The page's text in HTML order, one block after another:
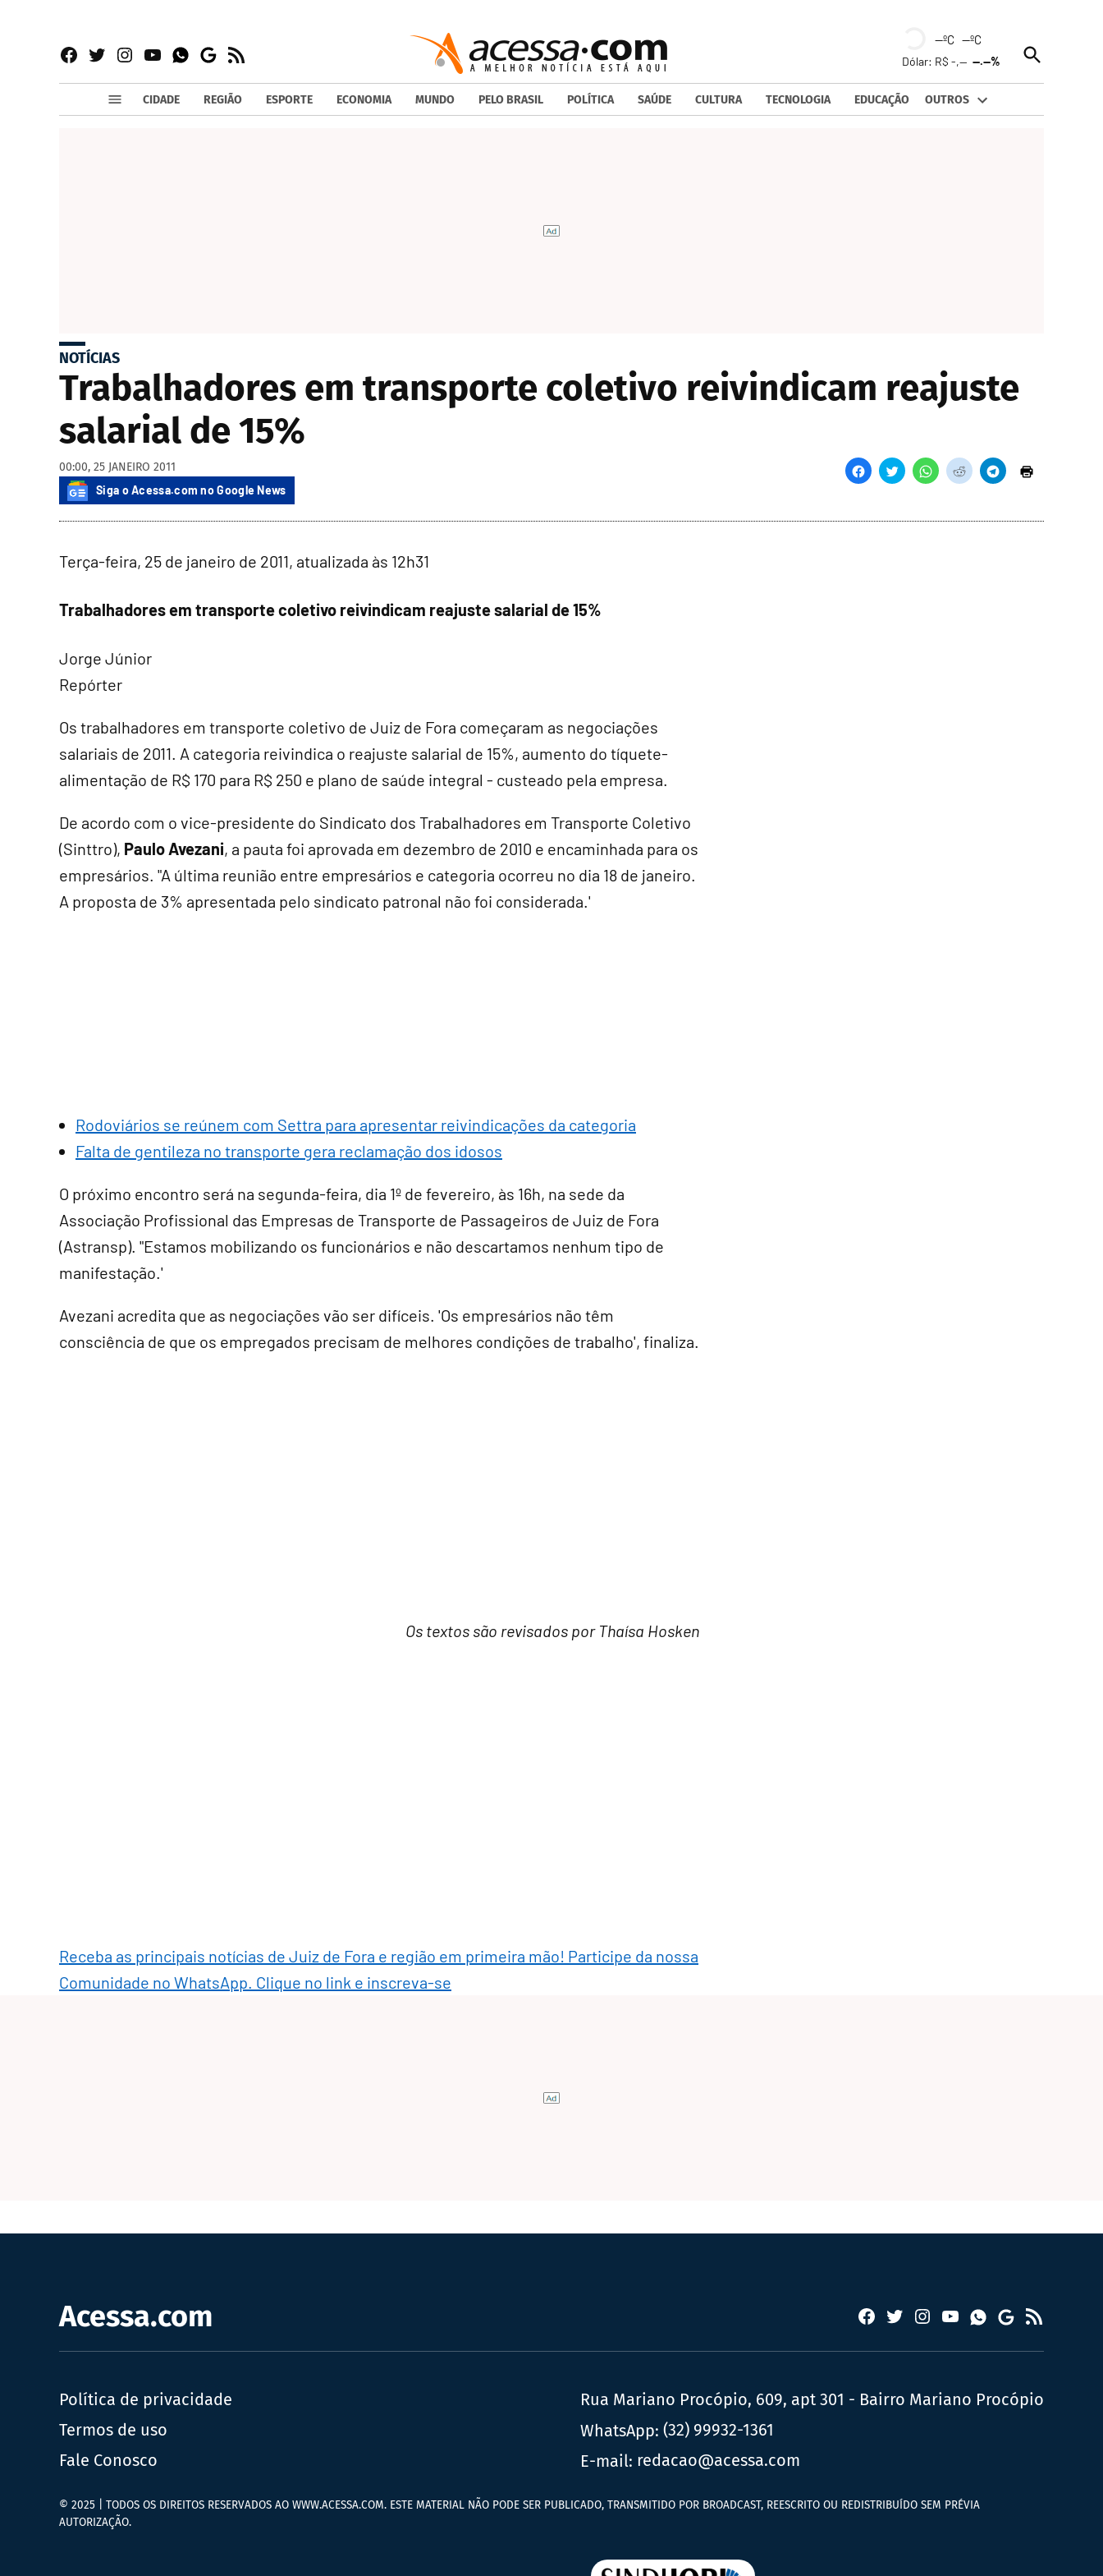
Facebook
TwitterInstagram
YouTubeWhatsapp
Google
News
RSS
--ºC --ºC
Dólar: R$ -,----.--%
Open
Search
CIDADE REGIÃO ESPORTE ECONOMIA MUNDO PELO BRASIL POLÍTICA SAÚDE CULTURA TECNOLOGIA EDUCAÇÃO OUTROS
NOTÍCIAS
Trabalhadores em transporte coletivo reivindicam reajuste
salarial de 15%
00:00, 25 JANEIRO 2011
Siga o Acessa.com no Google News
Terça-feira, 25 de janeiro de 2011, atualizada às 12h31
Trabalhadores em transporte coletivo reivindicam reajuste salarial de 15%
Jorge Júnior
Repórter
Os trabalhadores em transporte coletivo de Juiz de Fora começaram as negociações
salariais de 2011. A categoria reivindica o reajuste salarial de 15%, aumento do tíquete-
alimentação de R$ 170 para R$ 250 e plano de saúde integral - custeado pela empresa.
De acordo com o vice-presidente do Sindicato dos Trabalhadores em Transporte Coletivo
(Sinttro), Paulo Avezani, a pauta foi aprovada em dezembro de 2010 e encaminhada para os
empresários. "A última reunião entre empresários e categoria ocorreu no dia 18 de janeiro.
A proposta de 3% apresentada pelo sindicato patronal não foi considerada.'
Rodoviários se reúnem com Settra para apresentar reivindicações da categoria
Falta de gentileza no transporte gera reclamação dos idosos
O próximo encontro será na segunda-feira, dia 1º de fevereiro, às 16h, na sede da
Associação Profissional das Empresas de Transporte de Passageiros de Juiz de Fora
(Astransp). "Estamos mobilizando os funcionários e não descartamos nenhum tipo de
manifestação.'
Avezani acredita que as negociações vão ser difíceis. 'Os empresários não têm
consciência de que os empregados precisam de melhores condições de trabalho', finaliza.
Os textos são revisados por Thaísa Hosken
Receba as principais notícias de Juiz de Fora e região em primeira mão! Participe da nossa
Comunidade no WhatsApp. Clique no link e inscreva-se
Acessa.com Facebook
TwitterInstagram
YouTubeWhatsapp
Google
RSS
Política de privacidade
Termos de uso
Fale Conosco
Rua Mariano Procópio, 609, apt 301 - Bairro Mariano Procópio
WhatsApp: (32) 99932-1361
E-mail: redacao@acessa.com
© 2025 | TODOS OS DIREITOS RESERVADOS AO WWW.ACESSA.COM. ESTE MATERIAL NÃO PODE SER PUBLICADO, TRANSMITIDO POR BROADCAST, REESCRITO OU REDISTRIBUÍDO SEM PRÉVIA
AUTORIZAÇÃO.